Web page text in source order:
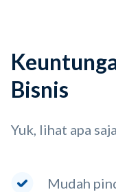
Bisnis
Yuk, lihat apa
Mudah